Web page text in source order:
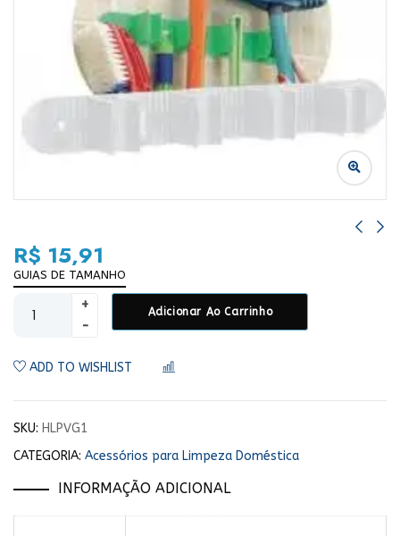
R$ 15,91
GUIAS DE TAMANHO
Adicionar Ao Carrinho
ADD TO WISHLIST
SKU: HLPVG1
CATEGORIA: Acessórios para Limpeza Doméstica
INFORMAÇÃO ADICIONAL